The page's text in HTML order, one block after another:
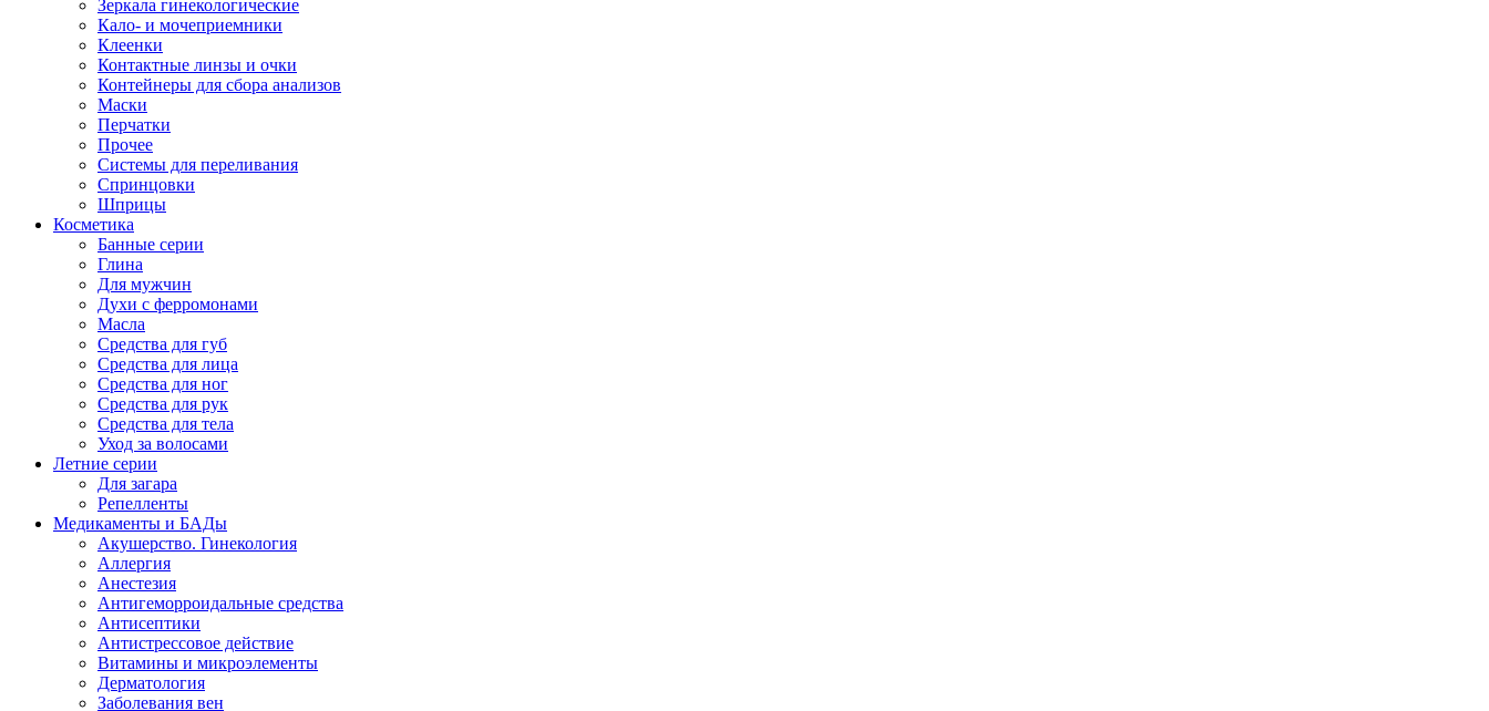
Зеркала гинекологические
Кало- и мочеприемники
Клеенки
Контактные линзы и очки
Контейнеры для сбора анализов
Маски
Перчатки
Прочее
Системы для переливания
Спринцовки
Шприцы
Косметика
Банные серии
Глина
Для мужчин
Духи с ферромонами
Масла
Средства для губ
Средства для лица
Средства для ног
Средства для рук
Средства для тела
Уход за волосами
Летние серии
Для загара
Репелленты
Медикаменты и БАДы
Акушерство. Гинекология
Аллергия
Анестезия
Антигеморроидальные средства
Антисептики
Антистрессовое действие
Витамины и микроэлементы
Дерматология
Заболевания вен